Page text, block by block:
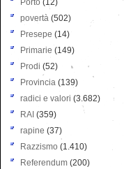
Porto (12)
povertà (502)
Presepe (14)
Primarie (149)
Prodi (52)
Provincia (139)
radici e valori (3.682)
RAI (359)
rapine (37)
Razzismo (1.410)
Referendum (200)